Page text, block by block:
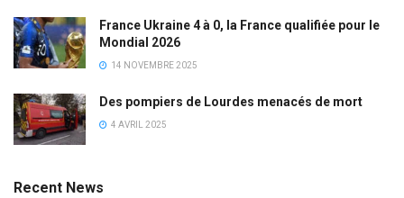
France Ukraine 4 à 0, la France qualifiée pour le
Mondial 2026
14 NOVEMBRE 2025
Des pompiers de Lourdes menacés de mort
4 AVRIL 2025
Recent News